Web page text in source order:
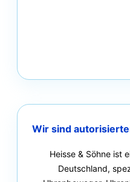
Wir sind
Heisse & Söhne ist
Deutschland,